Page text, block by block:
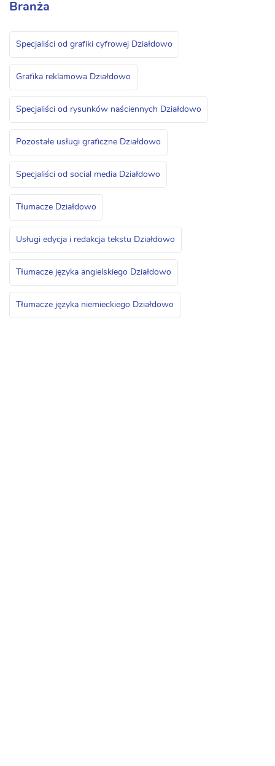
Branża
Specjaliści od grafiki cyfrowej Działdowo
Grafika reklamowa Działdowo
Specjaliści od rysunków naściennych Działdowo
Pozostałe usługi graficzne Działdowo
Specjaliści od social media Działdowo
Tłumacze Działdowo
Usługi edycja i redakcja tekstu Działdowo
Tłumacze języka angielskiego Działdowo
Tłumacze języka niemieckiego Działdowo